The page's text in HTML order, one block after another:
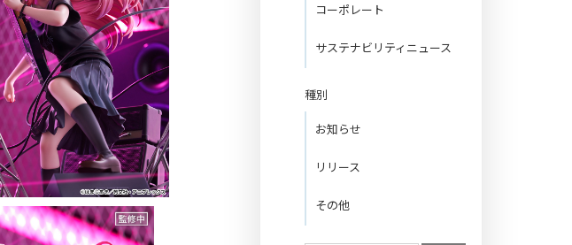
コーポレート
サステナビリティニュース
種別
お知らせ
リリース
その他